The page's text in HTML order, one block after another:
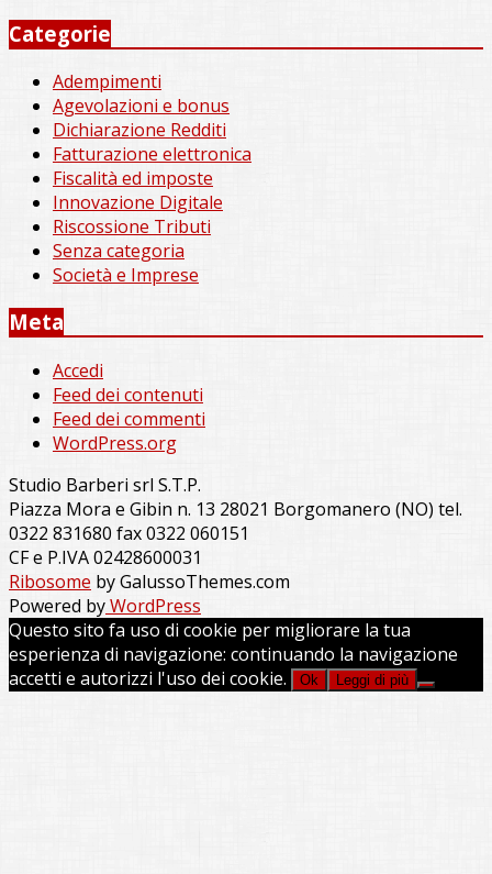
Categorie
Adempimenti
Agevolazioni e bonus
Dichiarazione Redditi
Fatturazione elettronica
Fiscalità ed imposte
Innovazione Digitale
Riscossione Tributi
Senza categoria
Società e Imprese
Meta
Accedi
Feed dei contenuti
Feed dei commenti
WordPress.org
Studio Barberi srl S.T.P.
Piazza Mora e Gibin n. 13 28021 Borgomanero (NO) tel.
0322 831680 fax 0322 060151
CF e P.IVA 02428600031
Ribosome by GalussoThemes.com
Powered byWordPress
Questo sito fa uso di cookie per migliorare la tua
esperienza di navigazione: continuando la navigazione
accetti e autorizzi l'uso dei cookie.
Ok Leggi di più